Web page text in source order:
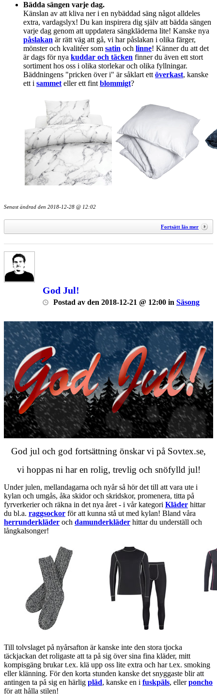
Bädda sängen varje dag.
Känslan av att kliva ner i en nybäddad säng något alldeles
extra, vardagslyx! Du kan inspirera dig själv att bädda sängen
varje dag genom att uppdatera sängkläderna lite! Kanske nya
påslakan är rätt väg att gå, vi har påslakan i olika färger,
mönster och kvalitéer som satin och linne! Känner du att det
är dags för nya kuddar och täcken finner du även ett stort
sortiment hos oss i olika storlekar och olika fyllningar.
Bäddningens "pricken över i" är såklart ettöverkast, kanske
ett i sammeteller ett fintblommigt?
Senast ändrad den 2018-12-28 @ 12:02
Fortsätt läs mer
God Jul!
Postad av den 2018-12-21 @ 12:00 in Säsong
God jul och god fortsättning önskar vi på Sovtex.se,
vi hoppas ni har en rolig, trevlig och snöfylld jul!
Under julen, mellandagarna och nyår så hör det till att vara ute i
kylan och umgås, åka skidor och skridskor, promenera, titta på
fyrverkerier och räkna in det nya året - i vår kategori Kläder hittar
du bl.a. raggsockor för att kunna stå ut med kylan! Bland våra
herrunderkläder och damunderkläder hittar du underställ och
långkalsonger!
Till tolvslaget på nyårsafton är kanske inte den stora tjocka
täckjackan det roligaste att ta på sig över sina fina kläder, mitt
kompisgäng brukar t.ex. klä upp oss lite extra och har t.ex. smoking
eller klänning. För den korta stunden kanske det snyggaste blir att
antingen ta på sig en härlig pläd, kanske en i fuskpäls, ellerponcho
för att hålla stilen!